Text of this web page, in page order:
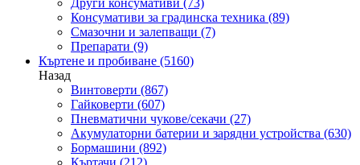
Други консумативи (73)
Консумативи за градинска техника (89)
Смазочни и залепващи (7)
Препарати (9)
Къртене и пробиване (5160)
Назад
Винтоверти (867)
Гайковерти (607)
Пневматични чукове/секачи (27)
Акумулаторни батерии и зарядни устройства (630)
Бормашини (892)
Къртачи (212)